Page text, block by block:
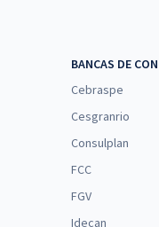
BANCAS DE
Cebraspe
Cesgranrio
Consulplan
FCC
FGV
Idecan